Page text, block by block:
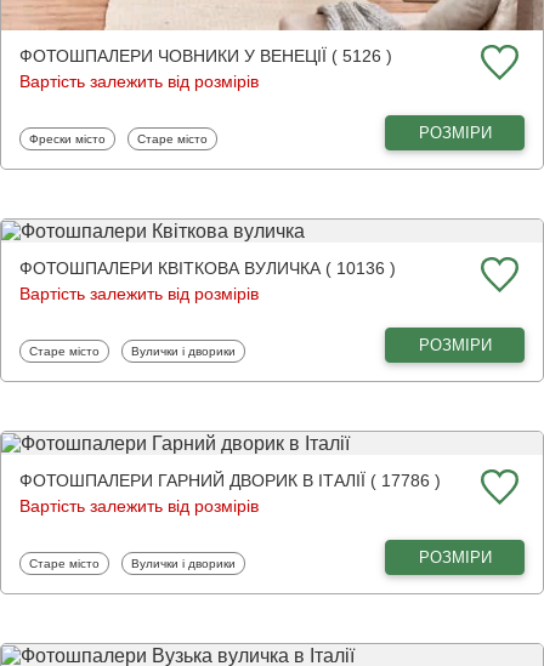
ФОТОШПАЛЕРИ ЧОВНИКИ У ВЕНЕЦІЇ ( 5126 )
Вартість залежить від розмірів
Фотошпалери
Фрески місто Фотошпалери
Старе місто РОЗМІРИ
ФОТОШПАЛЕРИ КВІТКОВА ВУЛИЧКА ( 10136 )
Вартість залежить від розмірів
Фотошпалери
Старе місто Фотошпалери
Вулички і дворики РОЗМІРИ
ФОТОШПАЛЕРИ ГАРНИЙ ДВОРИК В ІТАЛІЇ ( 17786 )
Вартість залежить від розмірів
Фотошпалери
Старе місто Фотошпалери
Вулички і дворики РОЗМІРИ